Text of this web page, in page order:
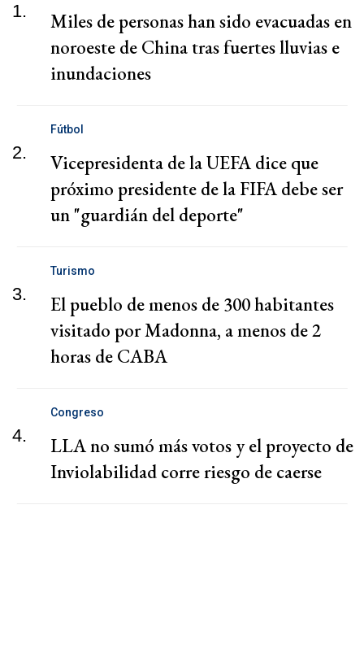
1.
Miles de personas han sido evacuadas en
noroeste de China tras fuertes lluvias e
inundaciones
2.
Fútbol
Vicepresidenta de la UEFA dice que
próximo presidente de la FIFA debe ser
un "guardián del deporte"
3.
Turismo
El pueblo de menos de 300 habitantes
visitado por Madonna, a menos de 2
horas de CABA
4.
Congreso
LLA no sumó más votos y el proyecto de
Inviolabilidad corre riesgo de caerse